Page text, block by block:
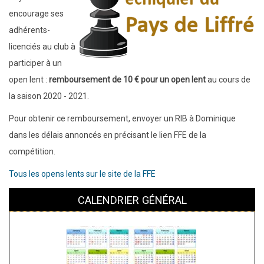
encourage ses
adhérents-
licenciés au club à
participer à un
open lent : remboursement de 10 € pour un open lentau cours de
la saison 2020 - 2021.
Pour obtenir ce remboursement, envoyer un RIB à Dominique
dans les délais annoncés en précisant le lien FFE de la
compétition.
Tous les opens lents sur le site de la FFE
CALENDRIER GÉNÉRAL